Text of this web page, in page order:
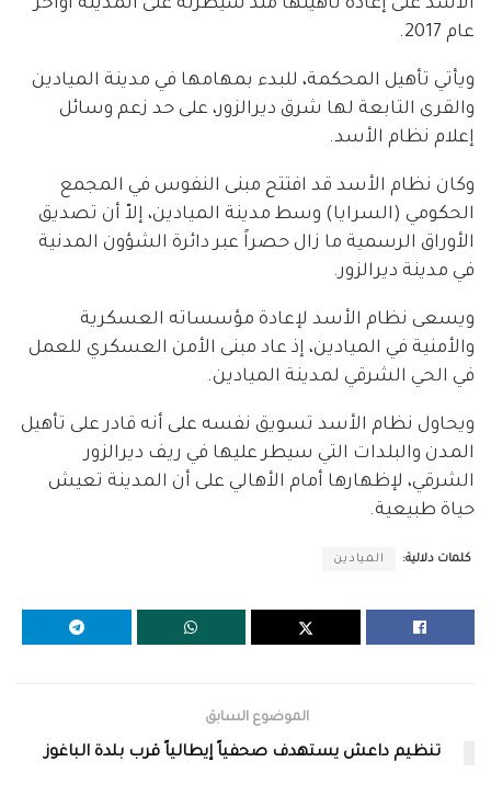
الأسد على إعادة تأهيلها منذ سيطرته على المدينة أواخر
عام 2017.
ويأتي تأهيل المحكمة، للبدء بمهامها في مدينة الميادين
والقرى التابعة لها شرق ديرالزور، على حد زعم وسائل
إعلام نظام الأسد.
وكان نظام الأسد قد افتتح مبنى النفوس في المجمع
الحكومي (السرايا) وسط مدينة الميادين، إلاّ أن تصديق
الأوراق الرسمية ما زال حصراً عبر دائرة الشؤون المدنية
في مدينة ديرالزور.
ويسعى نظام الأسد لإعادة مؤسساته العسكرية
والأمنية في الميادين، إذ عاد مبنى الأمن العسكري للعمل
في الحي الشرقي لمدينة الميادين.
ويحاول نظام الأسد تسويق نفسه على أنه قادر على تأهيل
المدن والبلدات التي سيطر عليها في ريف ديرالزور
الشرقي، لإظهارها أمام الأهالي على أن المدينة تعيش
حياة طبيعية.
كلمات دلالية: الميادين
الموضوع السابق
تنظيم داعش يستهدف صحفياً إيطالياً قرب بلدة الباغوز